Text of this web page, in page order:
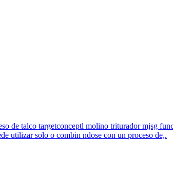
de talco targetconceptl molino triturador mjsg
utilizar solo o combin ndose con un proceso de,.